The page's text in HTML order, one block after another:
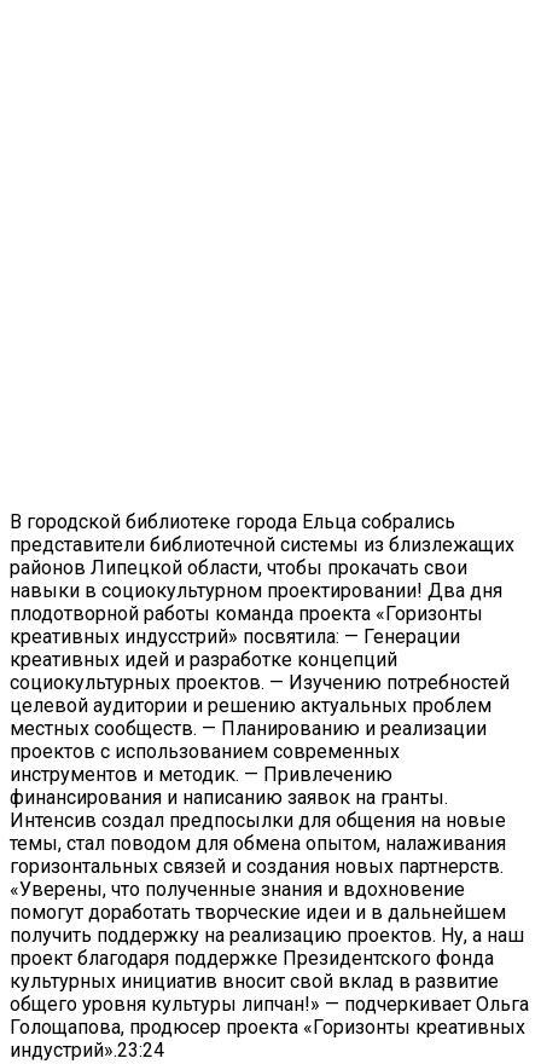
В городской библиотеке города Ельца собрались
представители библиотечной системы из близлежащих
районов Липецкой области, чтобы прокачать свои
навыки в социокультурном проектировании! Два дня
плодотворной работы команда проекта «Горизонты
креативных индусстрий» посвятила: — Генерации
креативных идей и разработке концепций
социокультурных проектов. — Изучению потребностей
целевой аудитории и решению актуальных проблем
местных сообществ. — Планированию и реализации
проектов с использованием современных
инструментов и методик. — Привлечению
финансирования и написанию заявок на гранты.
Интенсив создал предпосылки для общения на новые
темы, стал поводом для обмена опытом, налаживания
горизонтальных связей и создания новых партнерств.
«Уверены, что полученные знания и вдохновение
помогут доработать творческие идеи и в дальнейшем
получить поддержку на реализацию проектов. Ну, а наш
проект благодаря поддержке Президентского фонда
культурных инициатив вносит свой вклад в развитие
общего уровня культуры липчан!» — подчеркивает Ольга
Голощапова, продюсер проекта «Горизонты креативных
индустрий».23:24